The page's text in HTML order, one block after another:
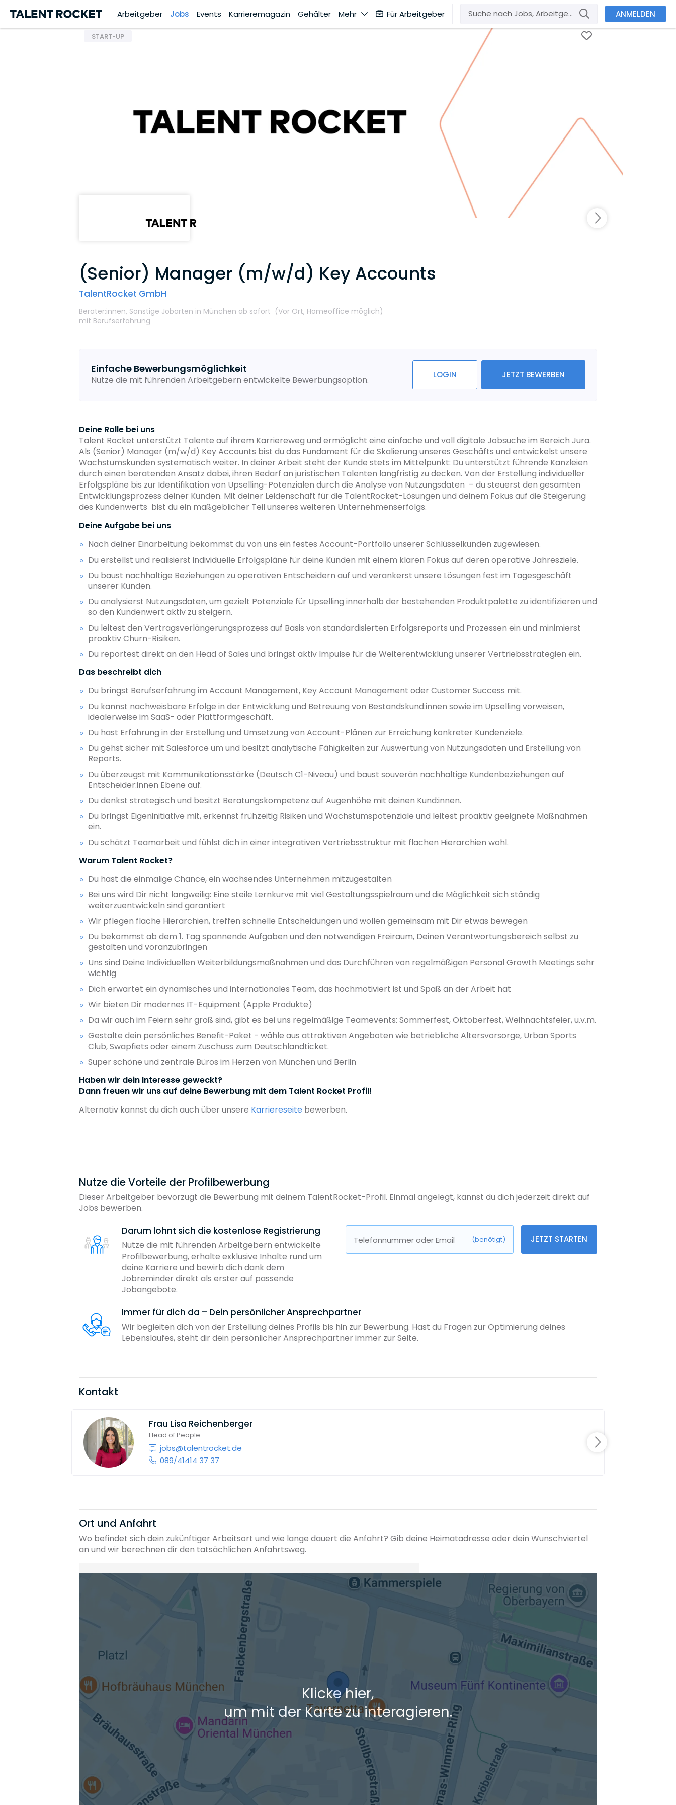
Arbeitgeber Jobs Events Karrieremagazin Gehälter Mehr Für Arbeitgeber ANMELDEN
START-UP
(Senior) Manager (m/w/d) Key Accounts
TalentRocket GmbH
Berater:innen, Sonstige Jobarten in München ab sofort (Vor Ort, Homeoffice möglich)
mit Berufserfahrung
Einfache Bewerbungsmöglichkeit
Nutze die mit führenden Arbeitgebern entwickelte Bewerbungsoption. LOGIN JETZT BEWERBEN
Deine Rolle bei uns
Talent Rocket unterstützt Talente auf ihrem Karriereweg und ermöglicht eine einfache und voll digitale Jobsuche im Bereich Jura.
Als (Senior) Manager (m/w/d) Key Accounts bist du das Fundament für die Skalierung unseres Geschäfts und entwickelst unsere
Wachstumskunden systematisch weiter. In deiner Arbeit steht der Kunde stets im Mittelpunkt: Du unterstützt führende Kanzleien
durch einen beratenden Ansatz dabei, ihren Bedarf an juristischen Talenten langfristig zu decken. Von der Erstellung individueller
Erfolgspläne bis zur Identifikation von Upselling-Potenzialen durch die Analyse von Nutzungsdaten – du steuerst den gesamten
Entwicklungsprozess deiner Kunden. Mit deiner Leidenschaft für die TalentRocket-Lösungen und deinem Fokus auf die Steigerung
des Kundenwerts bist du ein maßgeblicher Teil unseres weiteren Unternehmenserfolgs.
Deine Aufgabe bei uns
Nach deiner Einarbeitung bekommst du von uns ein festes Account-Portfolio unserer Schlüsselkunden zugewiesen.
Du erstellst und realisierst individuelle Erfolgspläne für deine Kunden mit einem klaren Fokus auf deren operative Jahresziele.
Du baust nachhaltige Beziehungen zu operativen Entscheidern auf und verankerst unsere Lösungen fest im Tagesgeschäft
unserer Kunden.
Du analysierst Nutzungsdaten, um gezielt Potenziale für Upselling innerhalb der bestehenden Produktpalette zu identifizieren und
so den Kundenwert aktiv zu steigern.
Du leitest den Vertragsverlängerungsprozess auf Basis von standardisierten Erfolgsreports und Prozessen ein und minimierst
proaktiv Churn-Risiken.
Du reportest direkt an den Head of Sales und bringst aktiv Impulse für die Weiterentwicklung unserer Vertriebsstrategien ein.
Das beschreibt dich
Du bringst Berufserfahrung im Account Management, Key Account Management oder Customer Success mit.
Du kannst nachweisbare Erfolge in der Entwicklung und Betreuung von Bestandskund:innen sowie im Upselling vorweisen,
idealerweise im SaaS- oder Plattformgeschäft.
Du hast Erfahrung in der Erstellung und Umsetzung von Account-Plänen zur Erreichung konkreter Kundenziele.
Du gehst sicher mit Salesforce um und besitzt analytische Fähigkeiten zur Auswertung von Nutzungsdaten und Erstellung von
Reports.
Du überzeugst mit Kommunikationsstärke (Deutsch C1-Niveau) und baust souverän nachhaltige Kundenbeziehungen auf
Entscheider:innen Ebene auf.
Du denkst strategisch und besitzt Beratungskompetenz auf Augenhöhe mit deinen Kund:innen.
Du bringst Eigeninitiative mit, erkennst frühzeitig Risiken und Wachstumspotenziale und leitest proaktiv geeignete Maßnahmen
ein.
Du schätzt Teamarbeit und fühlst dich in einer integrativen Vertriebsstruktur mit flachen Hierarchien wohl.
Warum Talent Rocket?
Du hast die einmalige Chance, ein wachsendes Unternehmen mitzugestalten
Bei uns wird Dir nicht langweilig: Eine steile Lernkurve mit viel Gestaltungsspielraum und die Möglichkeit sich ständig
weiterzuentwickeln sind garantiert
Wir pflegen flache Hierarchien, treffen schnelle Entscheidungen und wollen gemeinsam mit Dir etwas bewegen
Du bekommst ab dem 1. Tag spannende Aufgaben und den notwendigen Freiraum, Deinen Verantwortungsbereich selbst zu
gestalten und voranzubringen
Uns sind Deine Individuellen Weiterbildungsmaßnahmen und das Durchführen von regelmäßigen Personal Growth Meetings sehr
wichtig
Dich erwartet ein dynamisches und internationales Team, das hochmotiviert ist und Spaß an der Arbeit hat
Wir bieten Dir modernes IT-Equipment (Apple Produkte)
Da wir auch im Feiern sehr groß sind, gibt es bei uns regelmäßige Teamevents: Sommerfest, Oktoberfest, Weihnachtsfeier, u.v.m.
Gestalte dein persönliches Benefit-Paket - wähle aus attraktiven Angeboten wie betriebliche Altersvorsorge, Urban Sports
Club, Swapfiets oder einem Zuschuss zum Deutschlandticket.
Super schöne und zentrale Büros im Herzen von München und Berlin
Haben wir dein Interesse geweckt?
Dann freuen wir uns auf deine Bewerbung mit dem Talent Rocket Profil!
Alternativ kannst du dich auch über unsere Karriereseite bewerben.
Nutze die Vorteile der Profilbewerbung
Dieser Arbeitgeber bevorzugt die Bewerbung mit deinem TalentRocket-Profil. Einmal angelegt, kannst du dich jederzeit direkt auf
Jobs bewerben.
Darum lohnt sich die kostenlose Registrierung
Nutze die mit führenden Arbeitgebern entwickelte
Profilbewerbung, erhalte exklusive Inhalte rund um
deine Karriere und bewirb dich dank dem
Jobreminder direkt als erster auf passende
Jobangebote.
Telefonnummer oder Email (benötigt) JETZT STARTEN
Immer für dich da – Dein persönlicher Ansprechpartner
Wir begleiten dich von der Erstellung deines Profils bis hin zur Bewerbung. Hast du Fragen zur Optimierung deines
Lebenslaufes, steht dir dein persönlicher Ansprechpartner immer zur Seite.
Kontakt
Frau Lisa Reichenberger
Head of People
jobs@talentrocket.de
089/41414 37 37
Ort und Anfahrt
Wo befindet sich dein zukünftiger Arbeitsort und wie lange dauert die Anfahrt? Gib deine Heimatadresse oder dein Wunschviertel
an und wir berechnen dir den tatsächlichen Anfahrtsweg.
Heimatadresse oder Wunschort
+ Aktuellen Standort hinzufügen
Die berechneten Anreisezeiten basieren auf den Verkehrsdaten eines typischen Dienstag morgens um 8:30.
Klicke hier,
um mit der Karte zu interagieren.